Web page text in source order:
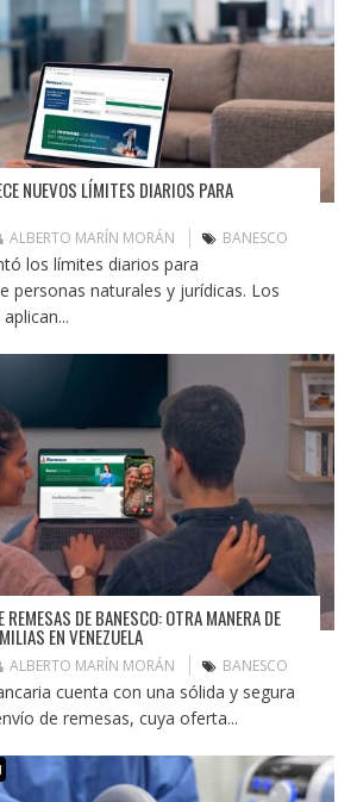
NUEVOS LÍMITES DIARIOS PARA
ALBERTO MARÍN MORÁN BANESCO
los límites diarios para
personas naturales y jurídicas. Los
REMESAS DE BANESCO: OTRA MANERA DE
EN VENEZUELA
ALBERTO MARÍN MORÁN BANESCO
cuenta con una sólida y segura
de remesas, cuya oferta...